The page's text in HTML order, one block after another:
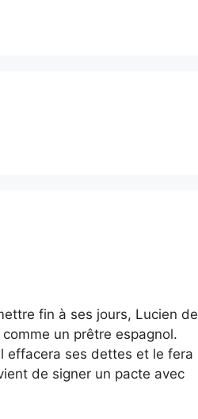
fin à ses jours, Lucien de
un prêtre espagnol.
effacera ses dettes et le fera
de signer un pacte avec